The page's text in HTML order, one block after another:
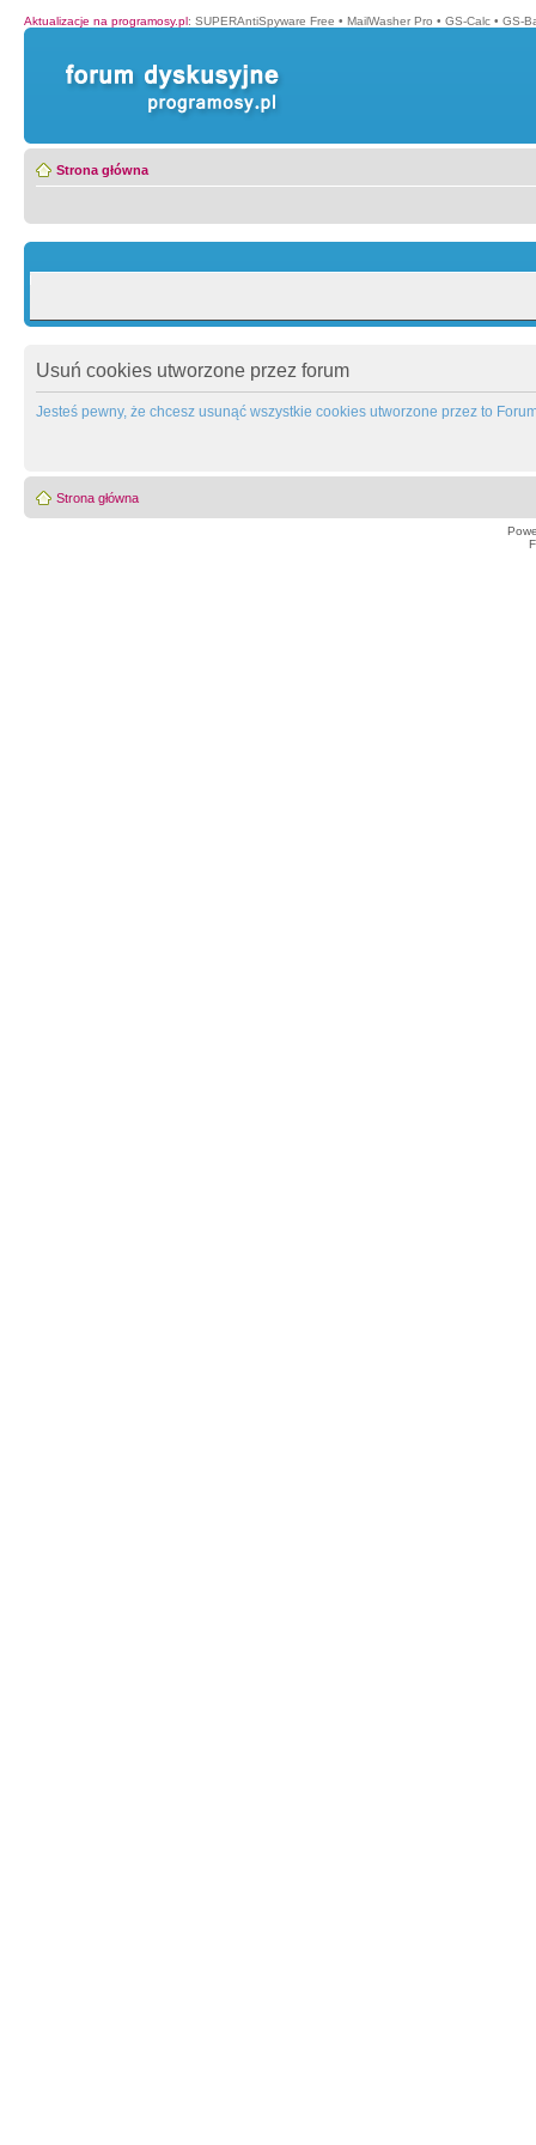
Aktualizacje na programosy.pl: SUPERAntiSpyware Free • MailWasher Pro • GS-Calc • GS-
Strona główna
Usuń cookies utworzone przez forum
Jesteś pewny, że chcesz usunąć wszystkie cookies utworzone przez to
Strona główna